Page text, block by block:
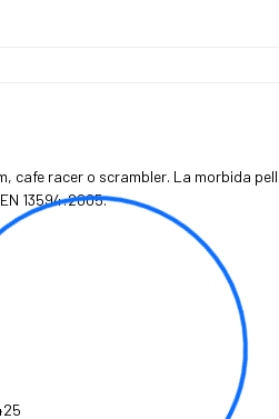
cafe racer o scrambler. La morbida
13594:2005.